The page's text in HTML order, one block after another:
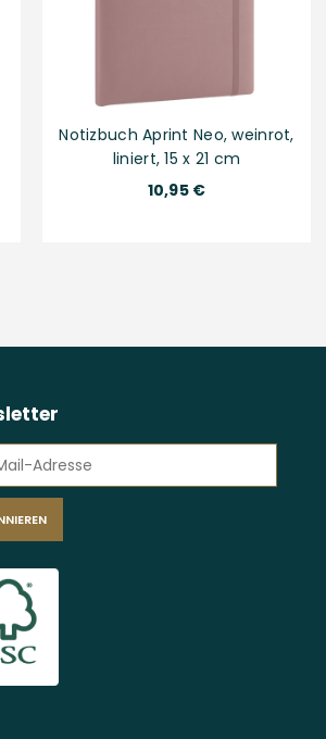
Notizbuch Aprint Neo, weinrot,
liniert, 15 x 21 cm
Normaler
10,95 €